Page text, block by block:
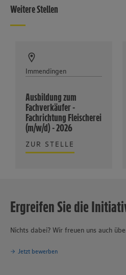
Weitere Stellen
Immendingen
Ausbildung zum
Fachverkäufer -
Fachrichtung Fleischerei
(m/w/d) - 2026
ZUR STELLE
Ergreifen Sie die
Nichts dabei? Wir freuen uns auch
Jetzt bewerben